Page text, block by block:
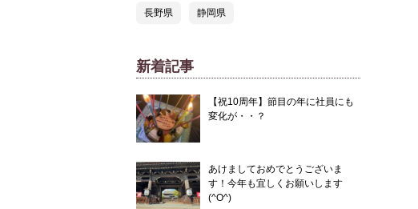
長野県 静岡県
新着記事
【祝10周年】節目の年に社員にも
変化が・・？
あけましておめでとうございま
す！今年も宜しくお願いします
(^O^)